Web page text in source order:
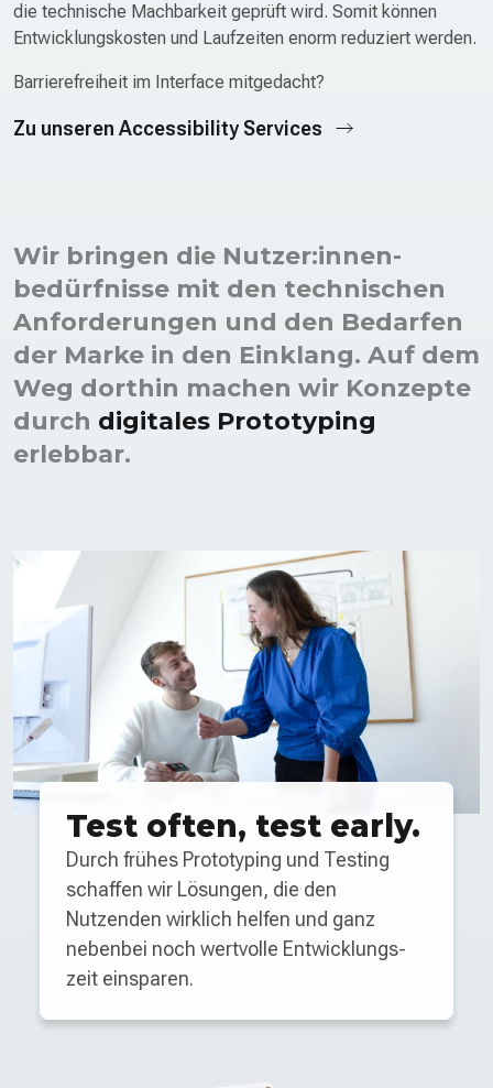
die technische Machbarkeit geprüft wird. Somit können
Entwicklungs­kosten und Laufzeiten enorm reduziert werden.
Barrierefreiheit im Interface mitgedacht?
Zu unseren Accessibility Services
Wir bringen die Nutzer:innen­
bedürfnisse mit den technischen
Anforderungen und den Bedarfen
der Marke in den Einklang. Auf dem
Weg dorthin machen wir Konzepte
durch digitales Proto­typing
erlebbar.
Test often, test early.
Durch frühes Prototyping und Testing
schaffen wir Lösungen, die den
Nutzenden wirklich helfen und ganz
nebenbei noch wertvolle Entwicklungs­
zeit einsparen.